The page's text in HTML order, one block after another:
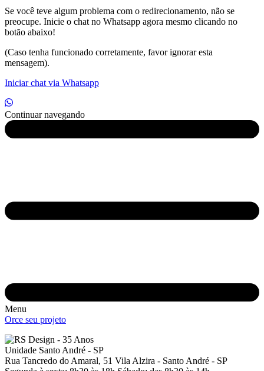
Se você teve algum problema com o redirecionamento, não se
preocupe. Inicie o chat no Whatsapp agora mesmo clicando no
botão abaixo!
(Caso tenha funcionado corretamente, favor ignorar esta
mensagem).
Iniciar chat via Whatsapp
Continuar navegando
Menu
Orce seu projeto
Unidade Santo André - SP
Rua Tancredo do Amaral, 51 Vila Alzira - Santo André - SP